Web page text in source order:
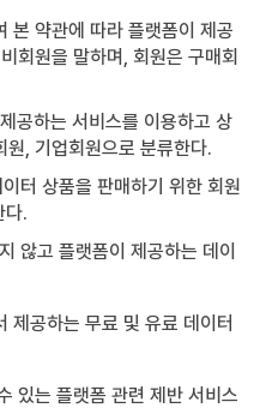
본 약관에 따라 플랫폼이 제공
회원을 말하며, 회원은 구매회
공하는 서비스를 이용하고 상
, 기업회원으로 분류한다.
터 상품을 판매하기 위한 회원
다.
않고 플랫폼이 제공하는 데이
제공하는 무료 및 유료 데이터
있는 플랫폼 관련 제반 서비스